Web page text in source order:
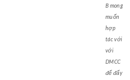
B mong
muốn
hợp
tác với
với
DMCC
để đẩy